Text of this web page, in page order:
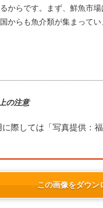
からです。まず、鮮魚市
からも魚介類が集まって
の注意
に際しては「写真提供：
この画像をダウン